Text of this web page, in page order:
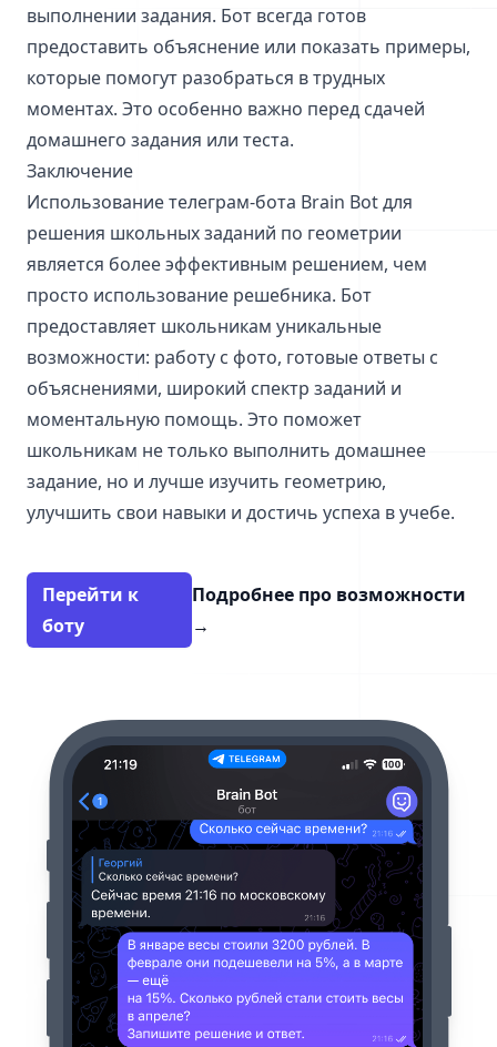
выполнении задания. Бот всегда готов
предоставить объяснение или показать примеры,
которые помогут разобраться в трудных
моментах. Это особенно важно перед сдачей
домашнего задания или теста.
Заключение
Использование телеграм-бота Brain Bot для
решения школьных заданий по геометрии
является более эффективным решением, чем
просто использование решебника. Бот
предоставляет школьникам уникальные
возможности: работу с фото, готовые ответы с
объяснениями, широкий спектр заданий и
моментальную помощь. Это поможет
школьникам не только выполнить домашнее
задание, но и лучше изучить геометрию,
улучшить свои навыки и достичь успеха в учебе.
Перейти к
боту
Подробнее про возможности
→